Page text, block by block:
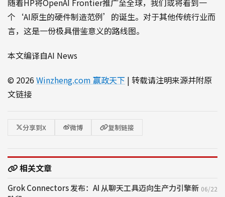
随着HP将OpenAI Frontier推广至全球，我们或将看到一
个‘AI原生的硬件制造范例’的诞生。对于其他传统行业而
言，这是一份极具借鉴意义的路线图。
本文编译自AI News
© 2026 Winzheng.com 赢政天下 | 转载请注明来源并附原
文链接
分享到X 微博 复制链接
相关文章
Grok Connectors 发布：AI 从聊天工具迈向生产力引擎新 06/22